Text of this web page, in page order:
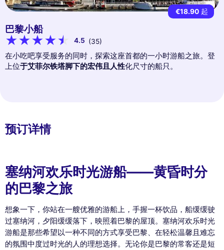
€18.90 起
巴黎小船
4.5 (35)
在小吃吧享受服务的同时，探索这座首都的一小时游船之旅。登
上位于艾菲尔铁塔脚下的宏伟且人性化尺寸的船只。
预订详情
塞纳河欢乐时光游船——黄昏时分
的巴黎之旅
想象一下，你站在一艘优雅的游船上，手握一杯饮品，船缓缓驶
过塞纳河，夕阳缓缓落下，映照着巴黎的屋顶。塞纳河欢乐时光
游船是那些希望以一种不同的方式享受巴黎、在轻松温馨且难忘
的氛围中度过时光的人的理想选择。无论你是巴黎的常客还是短